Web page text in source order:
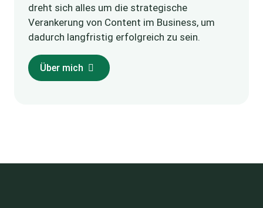
dreht sich alles um die strategische
Verankerung von Content im Business, um
dadurch langfristig erfolgreich zu sein.
Über mich